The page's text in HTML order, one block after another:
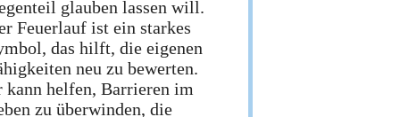
glauben lassen will.
Feuerlauf ist ein starkes
das hilft, die eigenen
neu zu bewerten.
kann helfen, Barrieren im
zu überwinden, die